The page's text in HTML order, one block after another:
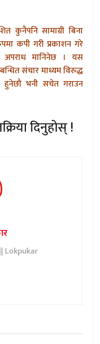
कुनैपनि सामाग्री बिना
कपी गरी प्रकाशन गरे
अपराध मानिनेछ । यस
संचार माध्यम विरुद्ध
हुनेछौ भनी सचेत गराउन
दिनुहोस् !
Lokpukar